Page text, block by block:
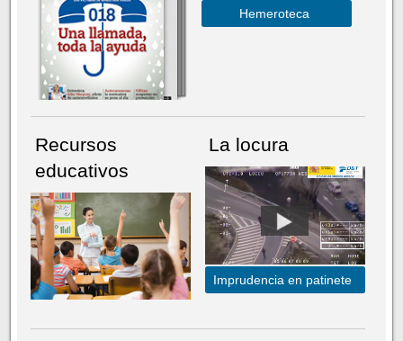
Hemeroteca
Recursos
educativos
La locura
Imprudencia en patinete